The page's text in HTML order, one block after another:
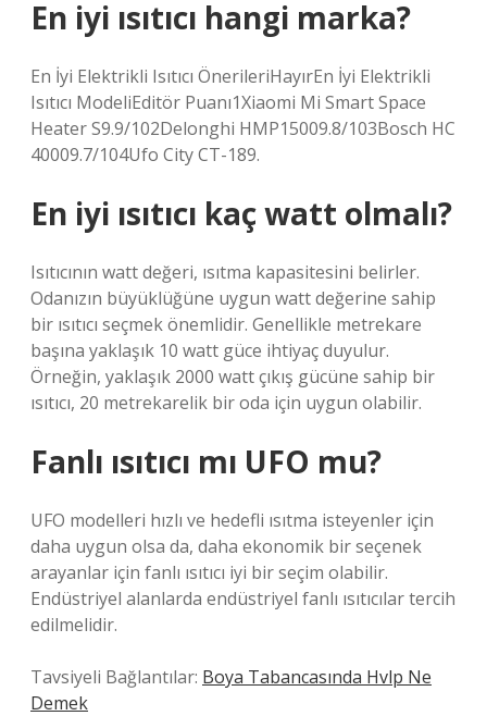
En iyi ısıtıcı hangi marka?
En İyi Elektrikli Isıtıcı ÖnerileriHayırEn İyi Elektrikli
Isıtıcı ModeliEditör Puanı1Xiaomi Mi Smart Space
Heater S9.9/102Delonghi HMP15009.8/103Bosch HC
40009.7/104Ufo City CT-189.
En iyi ısıtıcı kaç watt olmalı?
Isıtıcının watt değeri, ısıtma kapasitesini belirler.
Odanızın büyüklüğüne uygun watt değerine sahip
bir ısıtıcı seçmek önemlidir. Genellikle metrekare
başına yaklaşık 10 watt güce ihtiyaç duyulur.
Örneğin, yaklaşık 2000 watt çıkış gücüne sahip bir
ısıtıcı, 20 metrekarelik bir oda için uygun olabilir.
Fanlı ısıtıcı mı UFO mu?
UFO modelleri hızlı ve hedefli ısıtma isteyenler için
daha uygun olsa da, daha ekonomik bir seçenek
arayanlar için fanlı ısıtıcı iyi bir seçim olabilir.
Endüstriyel alanlarda endüstriyel fanlı ısıtıcılar tercih
edilmelidir.
Tavsiyeli Bağlantılar: Boya Tabancasında Hvlp Ne
Demek